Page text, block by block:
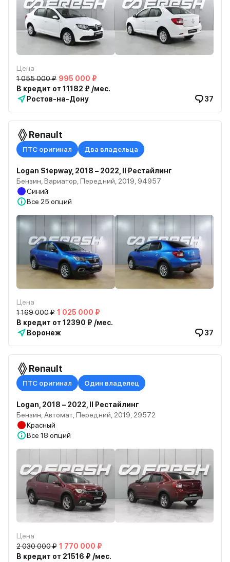
Цена
1 055 000 ₽ 995 000 ₽
В кредит от 11182 ₽ /мес.
Ростов-на-Дону
37
Renault
ПТС оригинал Два владельца
Logan Stepway, 2018 – 2022, II Рестайлинг
Бензин, Вариатор, Передний, 2019, 94957
Синий
Все 25 опций
Цена
1 169 000 ₽ 1 025 000 ₽
В кредит от 12390 ₽ /мес.
Воронеж
37
Renault
ПТС оригинал Один владелец
Logan, 2018 – 2022, II Рестайлинг
Бензин, Автомат, Передний, 2019, 29572
Красный
Все 18 опций
Цена
2 030 000 ₽ 1 770 000 ₽
В кредит от 21516 ₽ /мес.